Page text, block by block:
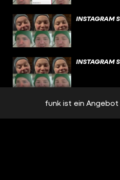
INSTAGRAM
INSTAGRAM
INSTAGRAM
funk ist ein Angebot